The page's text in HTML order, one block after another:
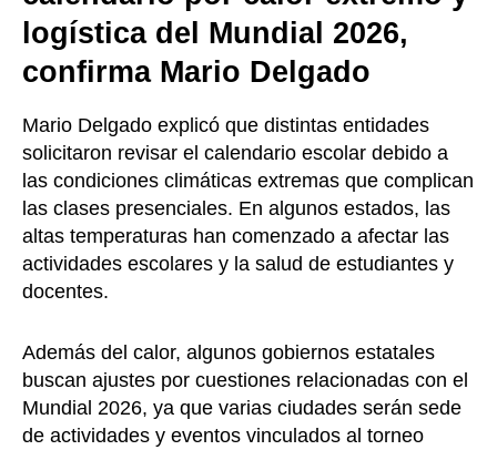
logística del Mundial 2026,
confirma Mario Delgado
Mario Delgado explicó que distintas entidades
solicitaron revisar el calendario escolar debido a
las condiciones climáticas extremas que complican
las clases presenciales. En algunos estados, las
altas temperaturas han comenzado a afectar las
actividades escolares y la salud de estudiantes y
docentes.
Además del calor, algunos gobiernos estatales
buscan ajustes por cuestiones relacionadas con el
Mundial 2026, ya que varias ciudades serán sede
de actividades y eventos vinculados al torneo